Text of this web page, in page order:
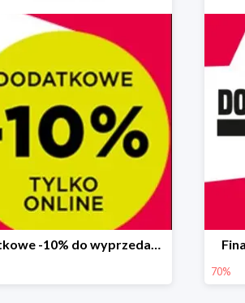
Dodatkowe -10% do wyprzedaży 70% w GO Sport
70%